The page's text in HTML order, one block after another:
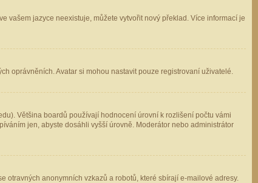
vašem jazyce neexistuje, můžete vytvořit nový překlad. Více informací je
oprávněních. Avatar si mohou nastavit pouze registrovaní uživatelé.
Většina boardů používají hodnocení úrovní k rozlišení počtu vámi
jen, abyste dosáhli vyšší úrovně. Moderátor nebo administrátor
otravných anonymních vzkazů a robotů, které sbírají e-mailové adresy.